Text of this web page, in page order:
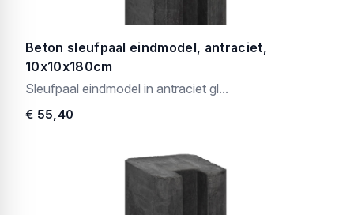
Beton sleufpaal eindmodel, antraciet,
10x10x180cm
Sleufpaal eindmodel in antraciet gl...
€ 55,40